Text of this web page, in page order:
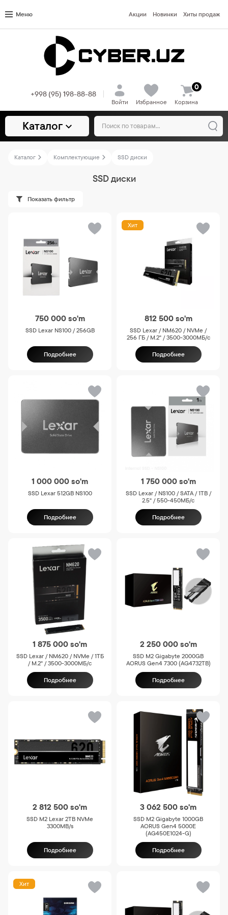
Меню Акции Новинки Хиты продаж
+998 (95) 198-88-88
Войти Избранное Корзина
0
Каталог
Каталог Комплектующие SSD диски
SSD диски
Показать фильтр
750 000 so'm
SSD Lexar NS100 / 256GB
Подробнее
Хит
812 500 so'm
SSD Lexar / NM620 / NVMe /
256 ГБ / M.2" / 3500-3000МБ/с
Подробнее
1 000 000so'm
SSD Lexar 512GB NS100
Подробнее
1 750 000 so'm
SSD Lexar / NS100 / SATA / 1TB /
2.5" / 550-450МБ/с
Подробнее
1 875 000so'm
SSD Lexar / NM620 / NVMe / 1TБ
/ M.2" / 3500-3000МБ/с
Подробнее
2 250 000 so'm
SSD M2 Gigabyte 2000GB
AORUS Gen4 7300 (AG4732TB)
Подробнее
2 812 500so'm
SSD M2 Lexar 2TB NVMe
3300MB/s
Подробнее
3 062 500so'm
SSD M2 Gigabyte 1000GB
AORUS Gen4 5000E
(AG450E1024-G)
Подробнее
Хит